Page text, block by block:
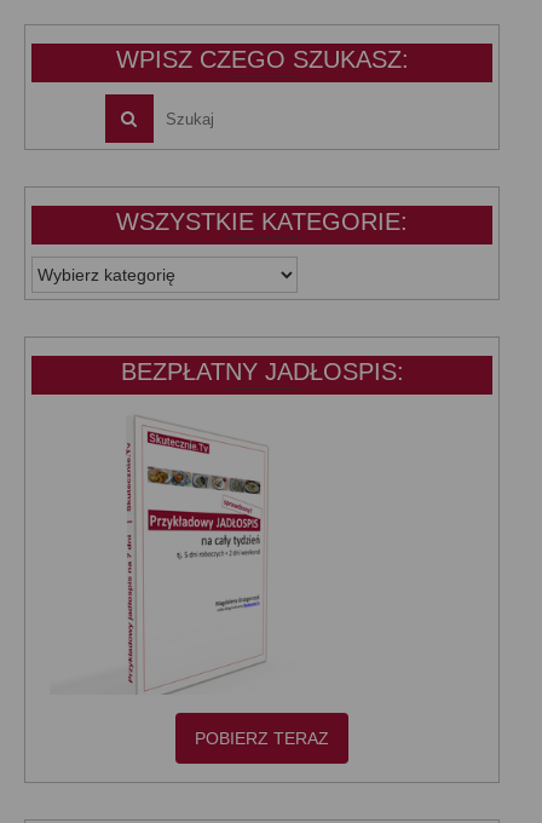
WPISZ CZEGO SZUKASZ:
WSZYSTKIE KATEGORIE:
WSZYSTKIE
KATEGORIE:
BEZPŁATNY JADŁOSPIS:
POBIERZ TERAZ